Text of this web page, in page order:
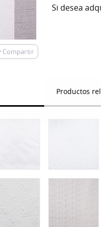
Compartir
Si desea
Productos